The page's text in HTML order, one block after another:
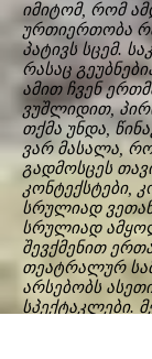
იმიტომ, რომ
ურთიერთობა
პატივს სცემ.
რასაც
ამით ჩვენ
ვუშლიდით,
თქმა უნდა,
ვარ მასალა,
გადმოსცეს
კონტექსტები,
სრულიად
სრულიად
შევქმენით
თეატრალურ
არსებობს
სპექტაკლები.